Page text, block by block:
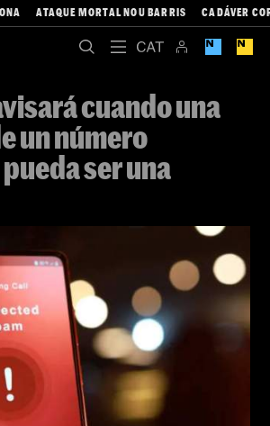
ATAQUE MORTAL NOU BARRIS CADÁVER
cuando una
un número
ser una